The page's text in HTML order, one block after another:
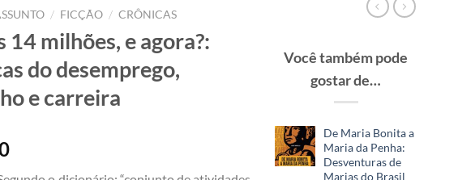
/ FICÇÃO / CRÔNICAS
14 milhões, e agora?:
do desemprego,
e carreira
Você também pode
gostar de…
De Maria Bonita a
Maria da Penha:
Desventuras de
Marias do Brasil